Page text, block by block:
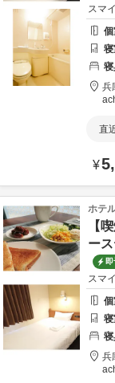
スマ
兵
直
¥
ホテ
【
ー
スマ
兵